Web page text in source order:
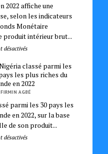
2022 affiche une
selon les indicateurs
Monétaire
produit intérieur brut...
désactivés
classé parmi les
les plus riches du
en 2022
AGBÉ
parmi les 30 pays les
en 2022, sur la base
de son produit...
désactivés